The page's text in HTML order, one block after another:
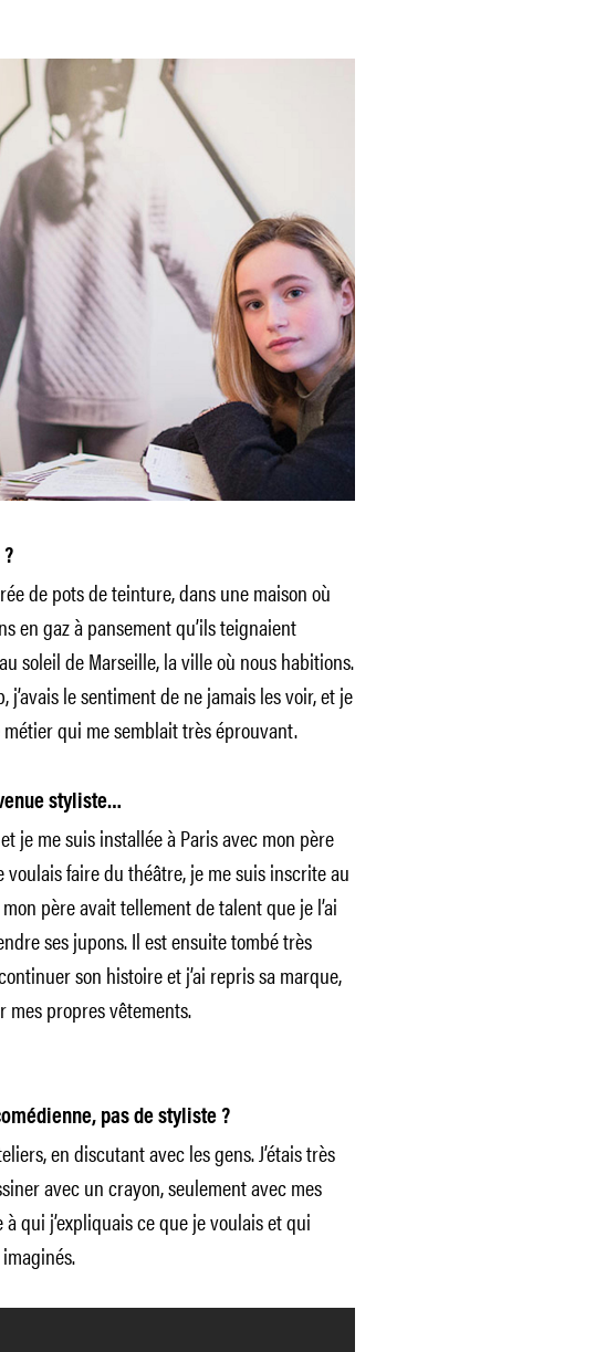
de pots de teinture, dans une maison où
en gaz à pansement qu’ils teignaient
soleil de Marseille, la ville où nous habitions.
le sentiment de ne jamais les voir, et je
qui me semblait très éprouvant.
styliste…
je me suis installée à Paris avec mon père
voulais faire du théâtre, je me suis inscrite au
père avait tellement de talent que je l’ai
ses jupons. Il est ensuite tombé très
son histoire et j’ai repris sa marque,
mes propres vêtements.
pas de styliste ?
en discutant avec les gens. J’étais très
avec un crayon, seulement avec mes
à qui j’expliquais ce que je voulais et qui